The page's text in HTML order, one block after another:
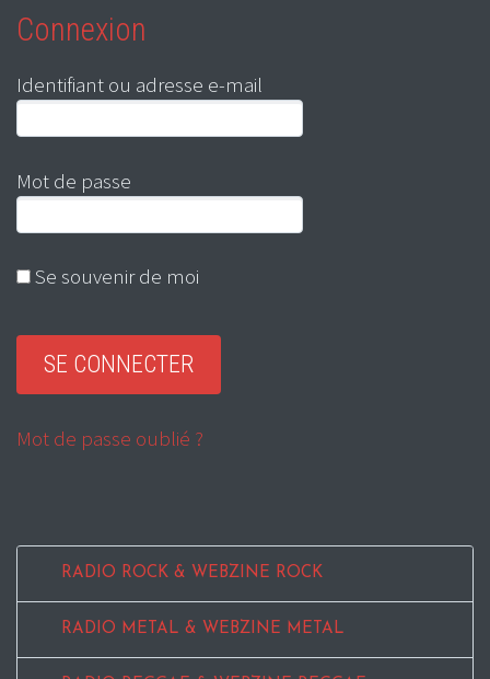
Connexion
Identifiant ou adresse e-mail
Mot de passe
Se souvenir de moi
Mot de passe oublié ?
RADIO ROCK & WEBZINE ROCK
RADIO METAL & WEBZINE METAL